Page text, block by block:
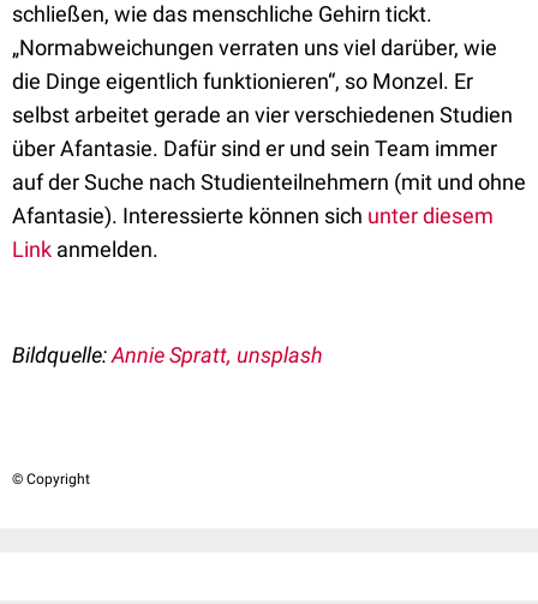
schließen, wie das menschliche Gehirn tickt.
„Normabweichungen verraten uns viel darüber, wie
die Dinge eigentlich funktionieren“, so Monzel. Er
selbst arbeitet gerade an vier verschiedenen Studien
über Afantasie. Dafür sind er und sein Team immer
auf der Suche nach Studienteilnehmern (mit und ohne
Afantasie). Interessierte können sich unter diesem
Link anmelden.
Bildquelle:Annie Spratt, unsplash
© Copyright